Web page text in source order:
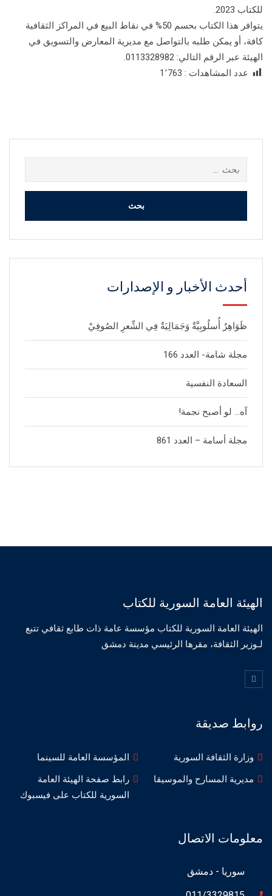
للكتاب 2023.
يتوافر هذا الكتاب بحسم 50% في نقاط البيع في المراكز الثقافية
كافة، أو يمكن طلبه بالتواصل مع مديرية المعارض والتسويق في
الهيئة عبر الرقم التالي: 0113328982.
عدد المشاهدات : 1٬763
عن:
أحدث الأخبار و الإصدارات
ظَوَاهِرٌ أُسلُوبِيَّةٌ وَجَمَالِيَةٌ فِي الشِّعرِ الصُوفِيْ
مجلة شامة- العدد 166
السعادة النفسية
آه… لو أصبح نجمة!
مجلة أسامة – العدد 861
الهيئة العامة السورية للكتاب
الهيئة العامة السورية للكتاب مؤسسة عامة ذات طابع ثقافي تتبع
لـوزير الثقافة، مقرها الرئيسي مدينة دمشق
روابط صديقة
وزارة الثقافة السورية
المؤسسة العامة للسينما
مديرية المسارح والموسيقا
رابط صفحة الهيئة العامة
السورية للكتاب على فيسبوك
معلومات الاتصال
سوريا - دمشق